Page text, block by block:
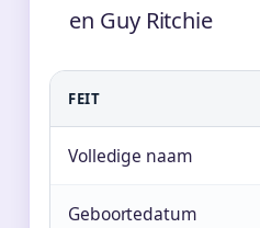
en Guy Ritchie
FEIT
Volledige naam
Geboortedatum